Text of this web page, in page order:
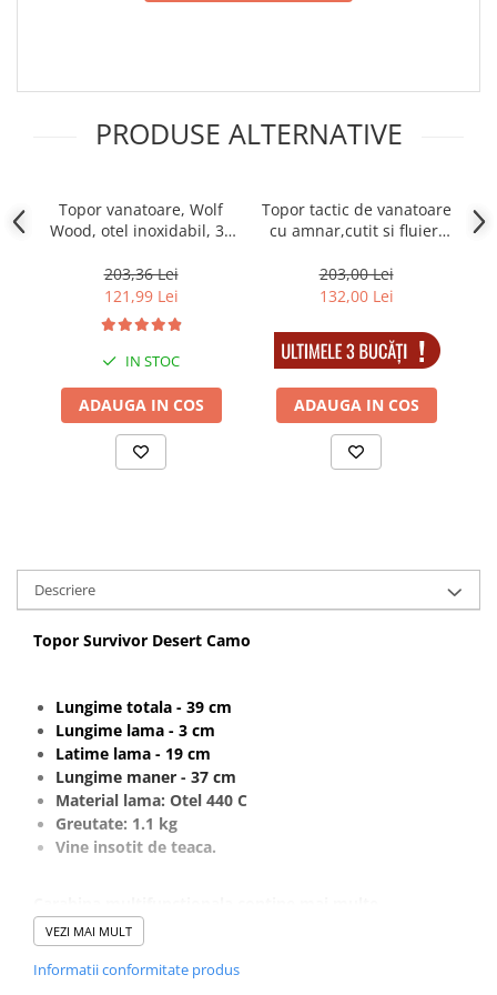
Baterii telefoane
Baterii si acumulatori
Cantare electronice comerciale
Casti audio telefoane
Masini de gaurit si insurubat
INSTRUMENTE MUZICALE
Accesorii chitara
Accesorii vioara-viola
Chitare clasice
Viori
PRODUSE ALTERNATIVE
Topor vanatoare, Wolf
Wood, otel inoxidabil, 33
203,36 Lei
121,99 Lei
IN STOC
ADAUGA IN COS
Topor tactic de vanatoare
cu amnar,cutit si fluier,
inclusa
203,00 Lei
132,00 Lei
IN STOC
ADAUGA IN COS
Descriere
Topor Survivor Desert Camo
Lungime totala - 39 cm
Lungime lama - 3 cm
Latime lama - 19 cm
Lungime maner - 37 cm
Material lama: Otel 440 C
Greutate: 1.1 kg
Vine insotit de teaca.
instrumente care sunt utile în activitatile zilnice. Il poti
munte.
VEZI MAI MULT
Informatii conformitate produs